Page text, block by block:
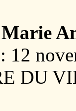
12
DU